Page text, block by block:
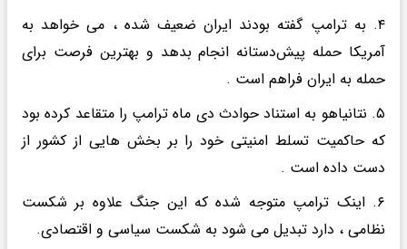
۴. به ترامپ گفته بودند ایران ضعیف شده ، می خواهد به
آمریکا حمله پیش‌دستانه انجام بدهد و بهترین فرصت برای
حمله به ایران فراهم است .
۵. نتانیاهو به استناد حوادث دی ماه ترامپ را متقاعد کرده بود
که حاکمیت تسلط امنیتی خود را بر بخش هایی از کشور از
دست داده است .
۶. اینک ترامپ متوجه شده که این جنگ علاوه بر شکست
نظامی ، دارد تبدیل می شود به شکست سیاسی و اقتصادی.